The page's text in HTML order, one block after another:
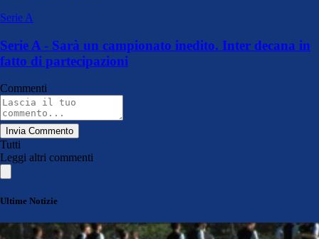
Serie A
Serie A - Sarà un campionato inedito. Inter decana in
fatto di partecipazioni
Commenti
Invia Commento
Tutti
Leggi altri commenti
Ultime Notizie